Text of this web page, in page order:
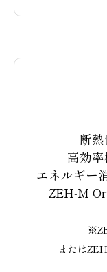
断熱
高効率
エネルギー
ZEH-M
または